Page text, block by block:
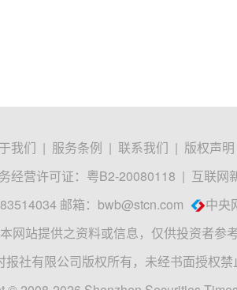
我们 | 服务条例 | 联系我们 | 版权声明
经营许可证：粤B2-20080118 | 互联网
邮箱： bwb@stcn.com 中央
本网站提供之资料或信息，仅供投资者参
报社有限公司版权所有，未经书面授权禁